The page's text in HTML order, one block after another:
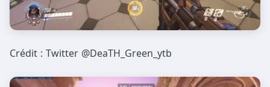
Crédit : Twitter @DeaTH_Green_ytb